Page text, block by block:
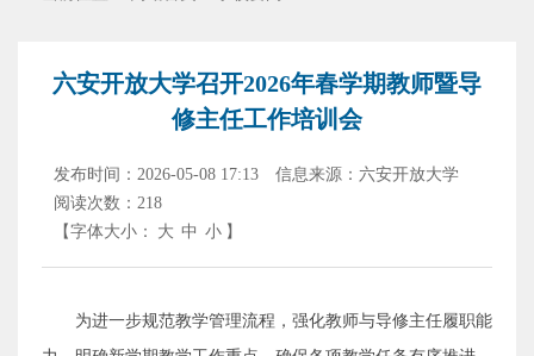
六安开放大学召开2026年春学期教师暨导
修主任工作培训会
发布时间：2026-05-08 17:13
信息来源：六安开放大学
阅读次数： 218
【字体大小：
大 中 小 】
为进一步规范教学管理流程，强化教师与导修主任履职能